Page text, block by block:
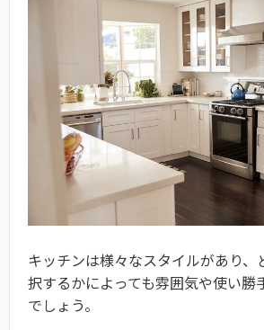
キッチンは様々なスタイルがあり、
択するかによっても雰囲気や使い勝
でしょう。